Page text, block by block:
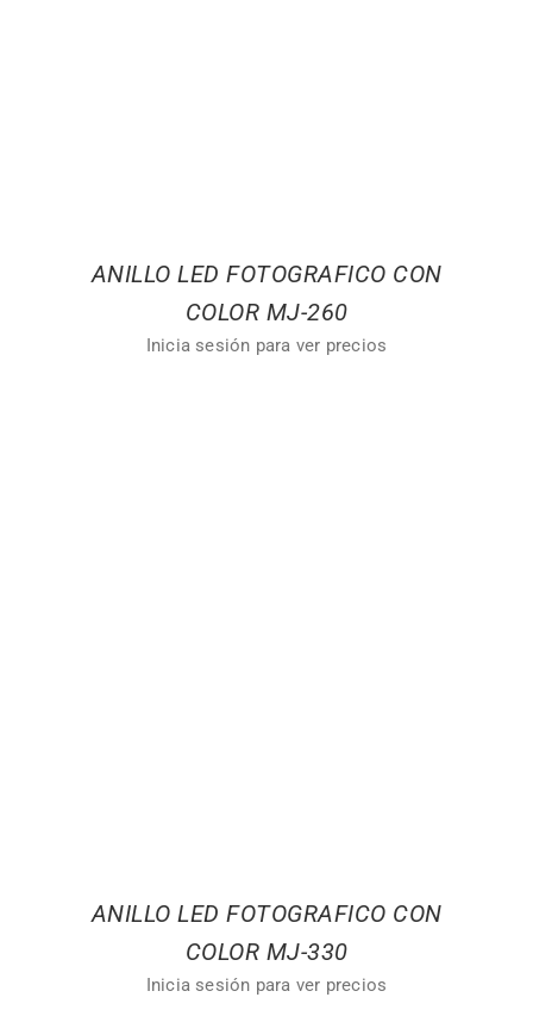
ANILLO LED FOTOGRAFICO CON
COLOR MJ-260
Inicia sesión para ver precios
ANILLO LED FOTOGRAFICO CON
COLOR MJ-330
Inicia sesión para ver precios